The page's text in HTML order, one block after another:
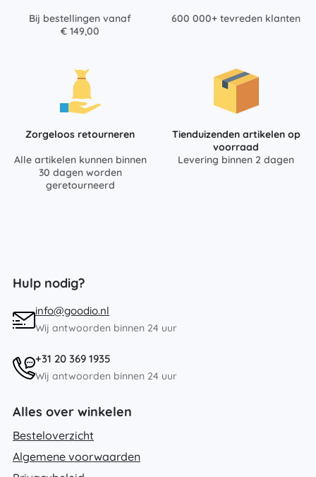
Bij bestellingen vanaf
€ 149,00
600 000+ tevreden klanten
Zorgeloos retourneren
Alle artikelen kunnen binnen
30 dagen worden
geretourneerd
Tienduizenden artikelen op
voorraad
Levering binnen 2 dagen
Hulp nodig?
info@goodio.nl
Wij antwoorden binnen 24 uur
+31 20 369 1935
Wij antwoorden binnen 24 uur
Alles over winkelen
Besteloverzicht
Algemene voorwaarden